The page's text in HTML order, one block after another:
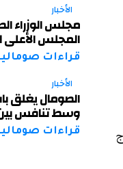
الأخبار
مجلس الوزراء
المجلس الأعلى
قراءات
الأخبار
الصومال يغلق
وسط تنافس
قراءات